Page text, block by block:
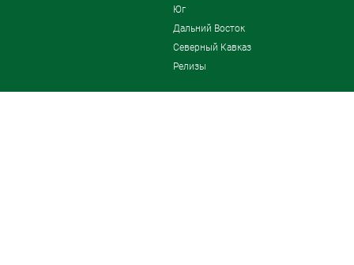
Юг
Дальний Восток
Северный Кавказ
Релизы